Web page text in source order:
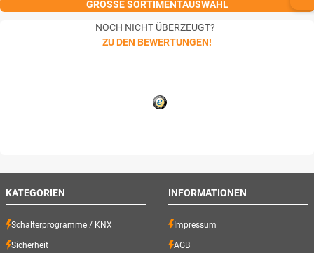
GROSSE SORTIMENTAUSWAHL
NOCH NICHT ÜBERZEUGT?
ZU DEN BEWERTUNGEN!
KATEGORIEN
Schalterprogramme / KNX
Sicherheit
INFORMATIONEN
Impressum
AGB